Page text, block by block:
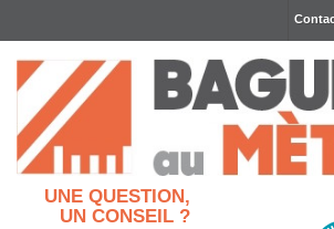
UNE QUESTION,
UN CONSEIL ?